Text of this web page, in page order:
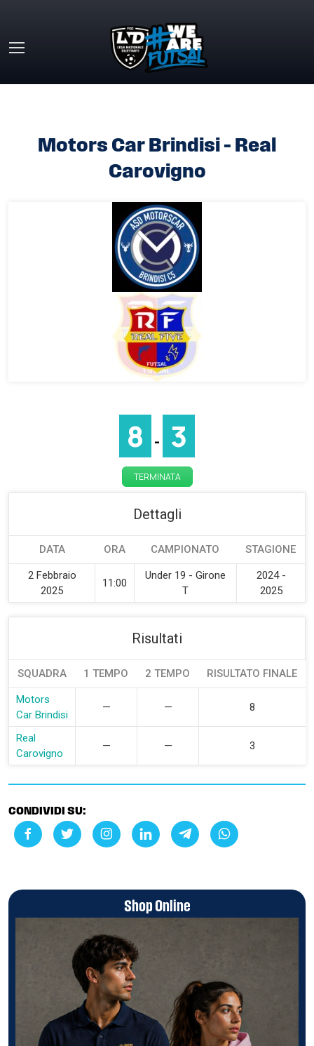
Motors Car Brindisi – Real
Carovigno
8 - 3
TERMINATA
Dettagli
DATA ORA CAMPIONATO STAGIONE
2 Febbraio
2025
11:00
Under 19 - Girone
T
2024 -
2025
Risultati
SQUADRA 1 TEMPO 2 TEMPO RISULTATO FINALE
Motors
Car Brindisi
— — 8
Real
Carovigno
— — 3
CONDIVIDI SU:
Shop Online